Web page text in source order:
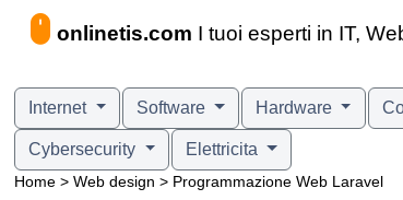
onlinetis.com I tuoi esperti in IT,
Internet Software Hardware
Cybersecurity Elettricita
Home > Web design > Programmazione Web Laravel